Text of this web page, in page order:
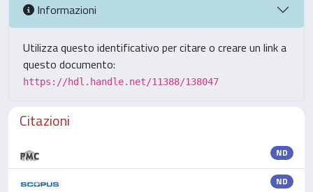
Informazioni
Utilizza questo identificativo per citare o creare un link a
questo documento:
https://hdl.handle.net/11388/138047
Citazioni
ND
ND